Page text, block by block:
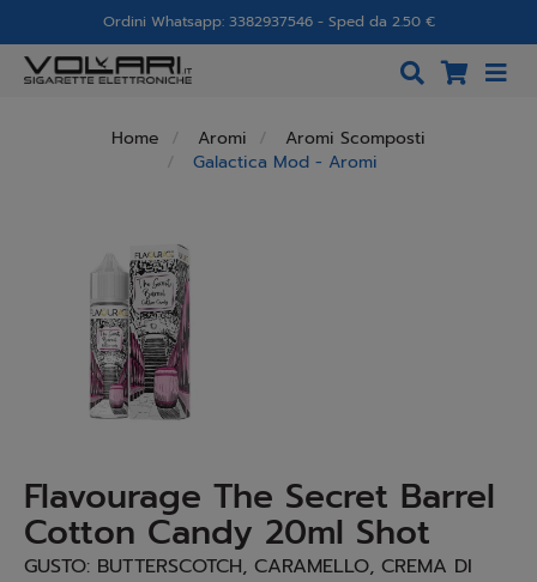
Ordini Whatsapp: 3382937546 - Sped da 2.50 €
Home Aromi
Aromi Scomposti
Galactica Mod - Aromi
Flavourage The Secret Barrel
Cotton Candy 20ml Shot
GUSTO: BUTTERSCOTCH, CARAMELLO, CREMA DI